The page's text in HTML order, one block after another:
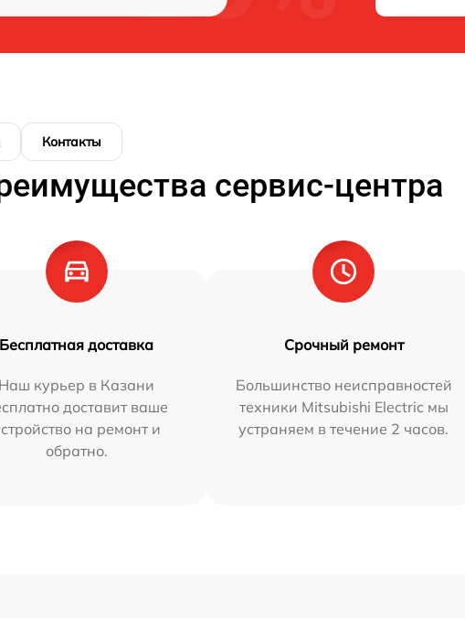
Контакты
сервис-центра
Бесплатная доставка
Наш курьер в Казани
доставит ваше
на ремонт и
обратно.
Срочный ремонт
Большинство неисправностей
техники Mitsubishi Electric мы
устраняем в течение 2 часов.